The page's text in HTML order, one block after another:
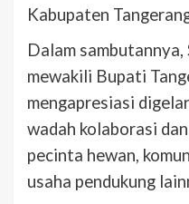
Kabupaten
Dalam sambutannya,
mewakili Bupati
mengapresiasi
wadah kolaborasi
pecinta hewan,
usaha pendukung